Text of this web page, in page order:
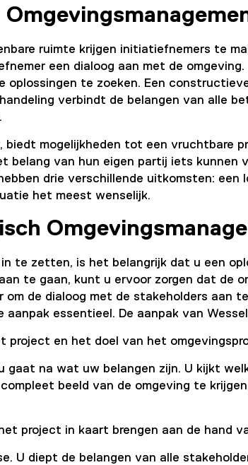
ruimte krijgen initiatiefnemers te
een dialoog aan met de
oplossingen te zoeken. Een
verbindt de belangen van alle
.
biedt mogelijkheden tot een vruchtbare
belang van hun eigen partij iets kunnen
drie verschillende uitkomsten:
het meest wenselijk.
te zetten, is het belangrijk dat u een
te gaan, kunt u ervoor zorgen dat de
om de dialoog met de stakeholders aan
aanpak essentieel. De aanpak van
project en het doel van het
gaat na wat uw belangen zijn. U kijkt
beeld van de omgeving te
project in kaart brengen aan de hand
U diept de belangen van alle